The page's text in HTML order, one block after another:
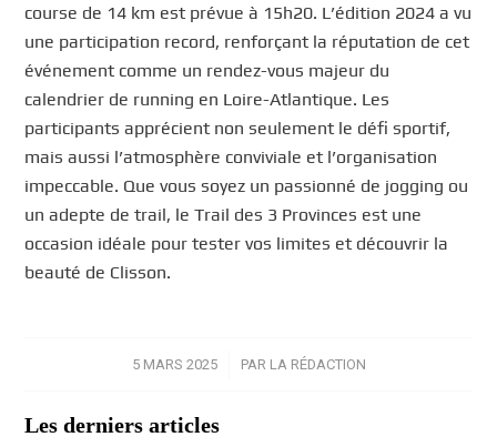
course de 14 km est prévue à 15h20. L’édition 2024 a vu
une participation record, renforçant la réputation de cet
événement comme un rendez-vous majeur du
calendrier de running en Loire-Atlantique. Les
participants apprécient non seulement le défi sportif,
mais aussi l’atmosphère conviviale et l’organisation
impeccable. Que vous soyez un passionné de jogging ou
un adepte de trail, le Trail des 3 Provinces est une
occasion idéale pour tester vos limites et découvrir la
beauté de Clisson.
5 MARS 2025
/ PAR LA RÉDACTION
Les derniers articles